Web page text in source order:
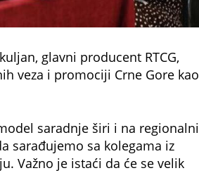
glavni producent RTCG,
veza i promociji Crne Gore kao
saradnje širi i na regionalni
sarađujemo sa kolegama iz
Važno je istaći da će se velik